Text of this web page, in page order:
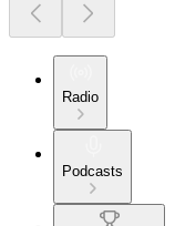
Radio
Podcasts